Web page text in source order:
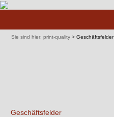
Sie sind hier: print-quality > Geschäftsfelder
Geschäftsfelder